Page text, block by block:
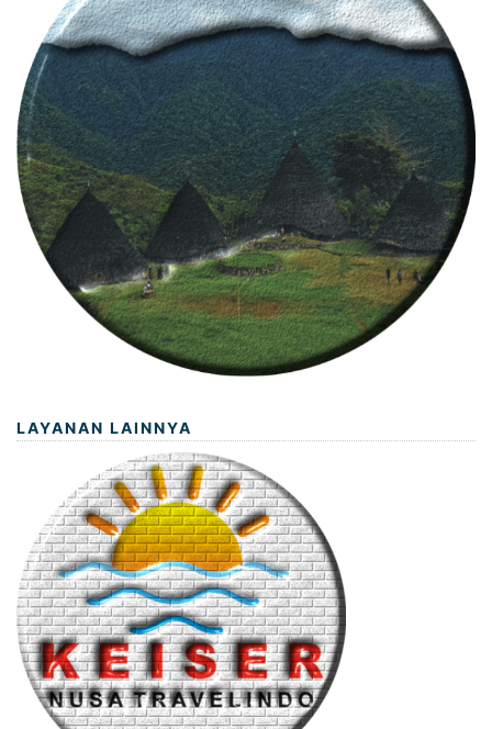
LAYANAN LAINNYA